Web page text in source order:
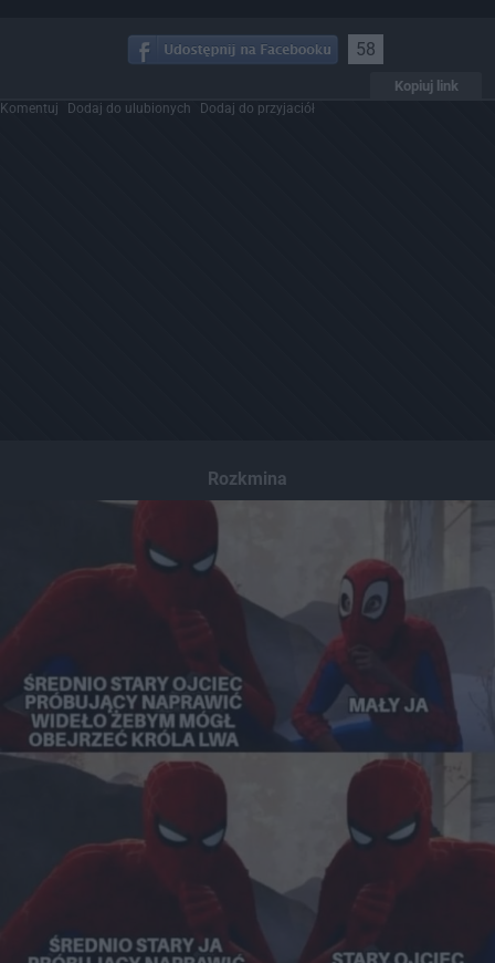
58
Kopiuj link
Komentuj Dodaj do ulubionych Dodaj do przyjaciół
Rozkmina